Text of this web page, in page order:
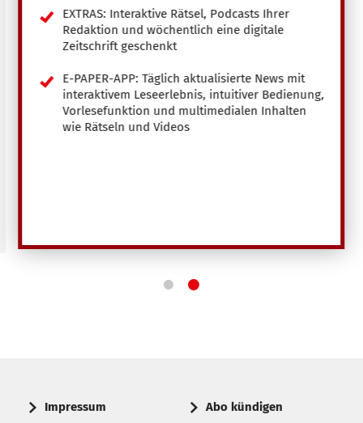
EXTRAS: Interaktive Rätsel, Podcasts Ihrer
Redaktion und wöchentlich eine digitale
Zeitschrift geschenkt
E-PAPER-APP: Täglich aktualisierte News mit
interaktivem Leseerlebnis, intuitiver Bedienung,
Vorlesefunktion und multimedialen Inhalten
wie Rätseln und Videos
Impressum
Abo kündigen